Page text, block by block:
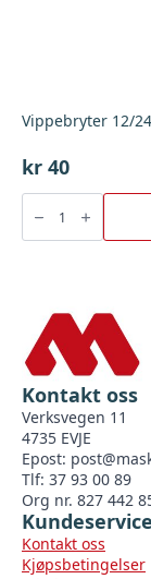
Vippebryter 12/24
kr 40
Vippebryter
BGU
Kontakt oss
Verksvegen 11
4735 EVJE
Epost:
Tlf: 37 93 00 89
Org nr. 827 442
Kundeservice
Kontakt oss
Kjøpsbetingelser